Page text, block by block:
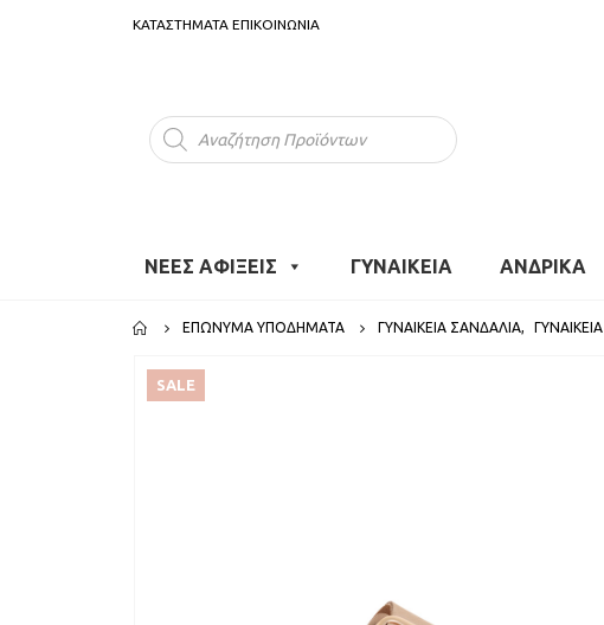
ΚΑΤΑΣΤΗΜΑΤΑ ΕΠΙΚΟΙΝΩΝΙΑ
Products
search
ΝΕΕΣ ΑΦΙΞΕΙΣ ΓΥΝΑΙΚΕΙΑ ΑΝΔΡΙΚΑ
ΕΠΏΝΥΜΑ ΥΠΟΔΉΜΑΤΑ ΓΥΝΑΙΚΕΊΑ ΣΑΝΔΆΛΙΑ, ΓΥΝΑΙΚΕΙΑ
SALE